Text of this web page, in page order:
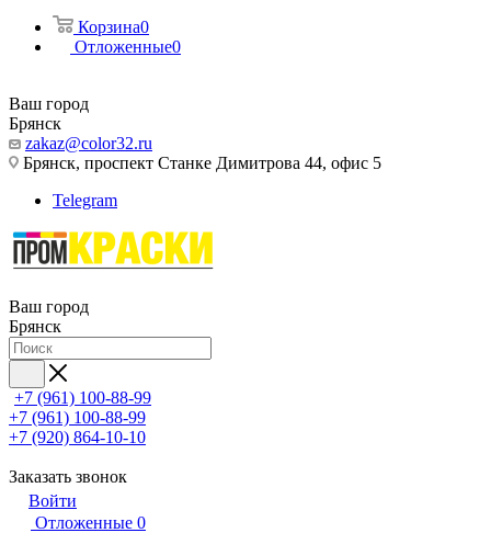
Корзина0
Отложенные0
Ваш город
Брянск
zakaz@color32.ru
Брянск, проспект Станке Димитрова 44, офис 5
Telegram
Ваш город
Брянск
+7 (961) 100-88-99
+7 (961) 100-88-99
+7 (920) 864-10-10
Заказать звонок
Войти
Отложенные 0